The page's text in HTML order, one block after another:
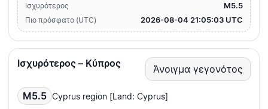
Ισχυρότερος M5.5
Πιο πρόσφατο (UTC) 2026-08-04 21:05:03 UTC
Ισχυρότερος – Κύπρος Άνοιγμα γεγονότος
M5.5 Cyprus region [Land: Cyprus]